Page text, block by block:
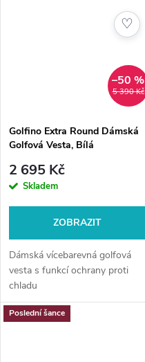
5 390 Kč
–50 %
Golfino Extra Round Dámská
Golfová Vesta, Bílá
2 695 Kč
Skladem
ZOBRAZIT
Dámská vícebarevná golfová
vesta s funkcí ochrany proti
chladu
♡
Poslední šance